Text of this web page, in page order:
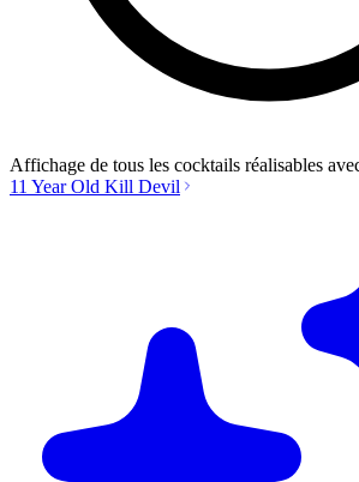
Affichage de tous les cocktails réalisables
11 Year Old Kill Devil